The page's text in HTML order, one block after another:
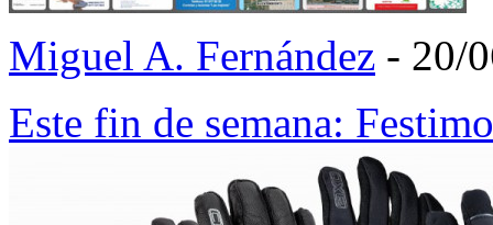
Miguel A. Fernández - 20/
Este fin de semana: